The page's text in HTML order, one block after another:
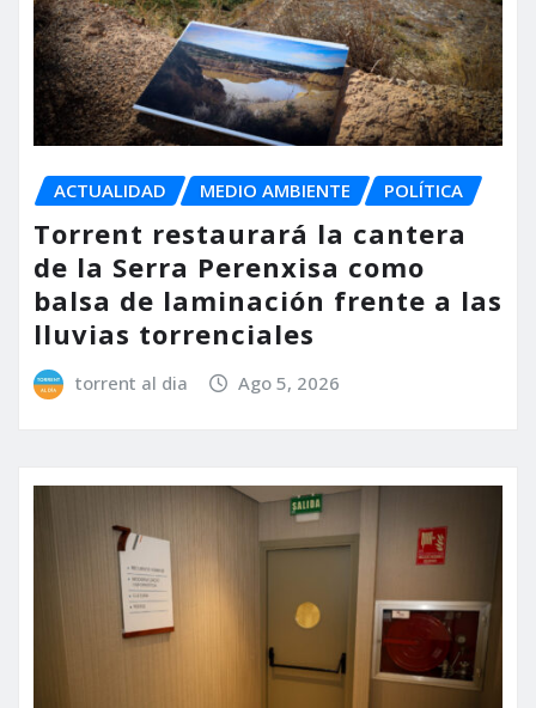
ACTUALIDAD MEDIO AMBIENTE POLÍTICA
Torrent restaurará la cantera
de la Serra Perenxisa como
balsa de laminación frente a las
lluvias torrenciales
torrent al dia Ago 5, 2026